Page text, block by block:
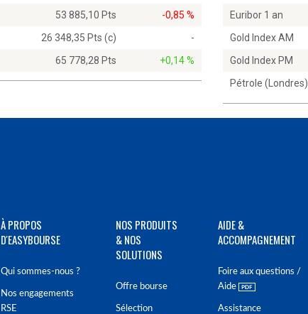
53 885,10 Pts
-0,85 %
26 348,35 Pts (c)
-
65 778,28 Pts +0,14 %
Euribor 1 an
Gold Index AM
Gold Index PM
Pétrole (Londres)
À PROPOS
D'EASYBOURSE
Qui sommes-nous ?
Nos engagements
RSE
NOS PRODUITS
& NOS
SOLUTIONS
Offre bourse
Sélection
AIDE &
ACCOMPAGNEMENT
Foire aux questions /
Aide
Assistance